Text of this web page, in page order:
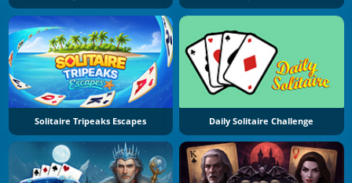
Solitaire Tripeaks Escapes Daily Solitaire Challenge